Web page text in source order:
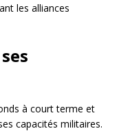
les alliances
à court terme et
capacités militaires.